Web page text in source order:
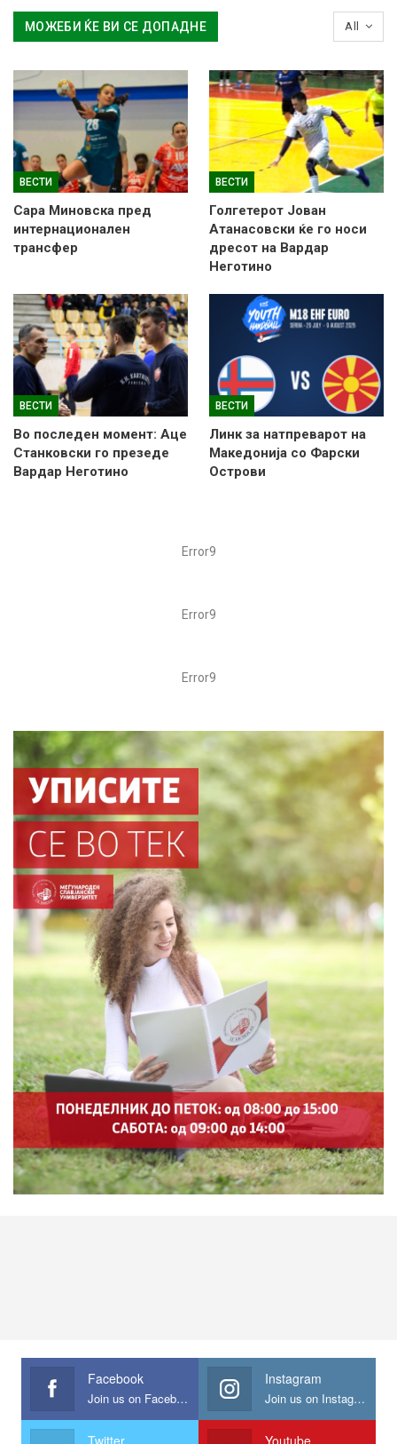
All
МОЖЕБИ ЌЕ ВИ СЕ ДОПАДНЕ
ВЕСТИ
Сара Миновска пред
интернационален
трансфер
ВЕСТИ
Голгетерот Јован
Атанасовски ќе го носи
дресот на Вардар
Неготино
ВЕСТИ
Во последен момент: Аце
Станковски го презеде
Вардар Неготино
ВЕСТИ
Линк за натпреварот на
Македонија со Фарски
Острови
Error9
Error9
Error9
Facebook
Join us on Facebook
Instagram
Join us on Instagram